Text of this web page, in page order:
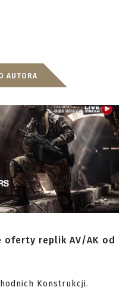
AUTORA
oferty replik AV/AK od
Konstrukcji.